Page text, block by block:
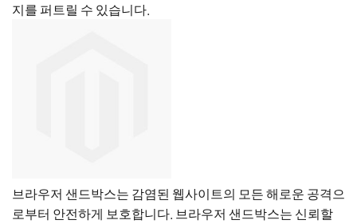
지를 퍼트릴 수 있습니다.
브라우저 샌드박스는 감염된 웹사이트의 모든 해로운 공격으
로부터 안전하게 보호합니다. 브라우저 샌드박스는 신뢰할